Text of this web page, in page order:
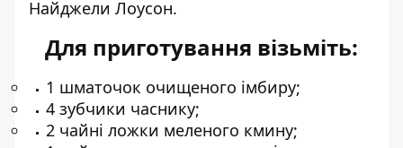
Найджели Лоусон.
Для приготування візьміть:
1 шматочок очищеного імбиру;
4 зубчики часнику;
2 чайні ложки меленого кмину;